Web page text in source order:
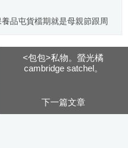
品屯貨檔期就是母親節跟周
<包包>私物。螢光橘
cambridge satchel。
下一篇文章